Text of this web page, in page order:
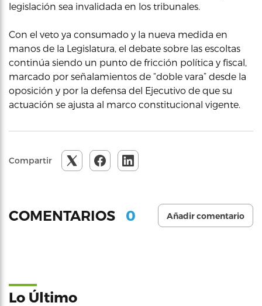
legislación sea invalidada en los tribunales.
Con el veto ya consumado y la nueva medida en
manos de la Legislatura, el debate sobre las escoltas
continúa siendo un punto de fricción política y fiscal,
marcado por señalamientos de “doble vara” desde la
oposición y por la defensa del Ejecutivo de que su
actuación se ajusta al marco constitucional vigente.
Compartir
COMENTARIOS 0 Añadir comentario
Lo Último